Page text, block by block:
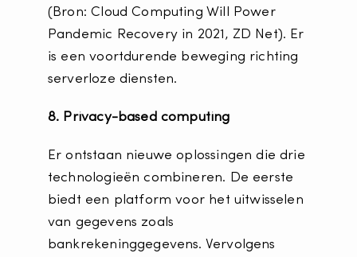
(Bron: Cloud Computing Will Power
Pandemic Recovery in 2021, ZD Net). Er
is een voortdurende beweging richting
serverloze diensten.
8. Privacy-based computing
Er ontstaan ​​nieuwe oplossingen die drie
technologieën combineren. De eerste
biedt een platform voor het uitwisselen
van gegevens zoals
bankrekeninggegevens. Vervolgens